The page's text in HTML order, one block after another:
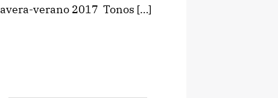
verano 2017 Tonos […]